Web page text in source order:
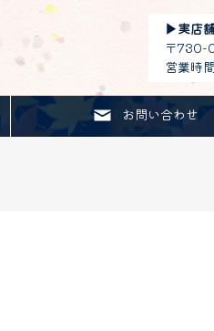
▶︎実店
〒730-
営業時
お問い合わせ